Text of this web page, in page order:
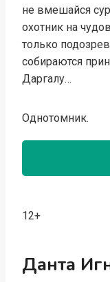
не вмешайся
охотник на
только
собираются
Даргалу…
Однотомник.
12+
Данта